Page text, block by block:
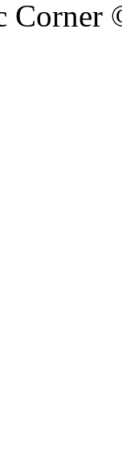
Corner